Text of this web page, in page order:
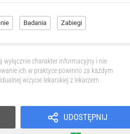
Badania Zabiegi
wyłącznie charakter informacyjny i nie
ich w praktyce powinno za każdym
wizycie lekarskiej z lekarzem
UDOSTĘPNIJ